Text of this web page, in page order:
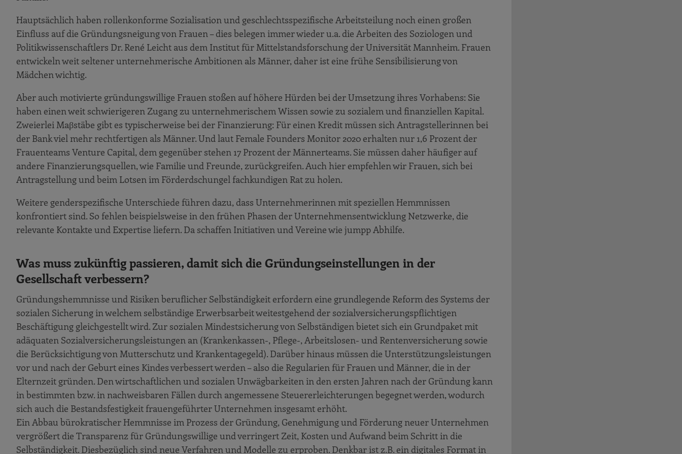
Hauptsächlich haben rollenkonforme Sozialisation und geschlechtsspezifische Arbeitsteilung noch einen großen
Einfluss auf die Gründungsneigung von Frauen – dies belegen immer wieder u.a. die Arbeiten des Soziologen und
Politikwissenschaftlers Dr. René Leicht aus dem Institut für Mittelstandsforschung der Universität Mannheim. Frauen
entwickeln weit seltener unternehmerische Ambitionen als Männer, daher ist eine frühe Sensibilisierung von
Mädchen wichtig.
Aber auch motivierte gründungswillige Frauen stoßen auf höhere Hürden bei der Umsetzung ihres Vorhabens: Sie
haben einen weit schwierigeren Zugang zu unternehmerischem Wissen sowie zu sozialem und finanziellen Kapital.
Zweierlei Maβstäbe gibt es typischerweise bei der Finanzierung: Für einen Kredit müssen sich Antragstellerinnen bei
der Bank viel mehr rechtfertigen als Männer. Und laut Female Founders Monitor 2020 erhalten nur 1,6 Prozent der
Frauenteams Venture Capital, dem gegenüber stehen 17 Prozent der Männerteams. Sie müssen daher häufiger auf
andere Finanzierungsquellen, wie Familie und Freunde, zurückgreifen. Auch hier empfehlen wir Frauen, sich bei
Antragstellung und beim Lotsen im Förderdschungel fachkundigen Rat zu holen.
Weitere genderspezifische Unterschiede führen dazu, dass Unternehmerinnen mit speziellen Hemmnissen
konfrontiert sind. So fehlen beispielsweise in den frühen Phasen der Unternehmensentwicklung Netzwerke, die
relevante Kontakte und Expertise liefern. Da schaffen Initiativen und Vereine wie jumpp Abhilfe.
Was muss zukünftig passieren, damit sich die Gründungseinstellungen in der
Gesellschaft verbessern?
Gründungshemmnisse und Risiken beruflicher Selbständigkeit erfordern eine grundlegende Reform des Systems der
sozialen Sicherung in welchem selbständige Erwerbsarbeit weitestgehend der sozialversicherungspflichtigen
Beschäftigung gleichgestellt wird. Zur sozialen Mindestsicherung von Selbständigen bietet sich ein Grundpaket mit
adäquaten Sozialversicherungsleistungen an (Krankenkassen-, Pflege-, Arbeitslosen- und Rentenversicherung sowie
die Berücksichtigung von Mutterschutz und Krankentagegeld). Darüber hinaus müssen die Unterstützungsleistungen
vor und nach der Geburt eines Kindes verbessert werden – also die Regularien für Frauen und Männer, die in der
Elternzeit gründen. Den wirtschaftlichen und sozialen Unwägbarkeiten in den ersten Jahren nach der Gründung kann
in bestimmten bzw. in nachweisbaren Fällen durch angemessene Steuererleichterungen begegnet werden, wodurch
sich auch die Bestandsfestigkeit frauengeführter Unternehmen insgesamt erhöht.
Ein Abbau bürokratischer Hemmnisse im Prozess der Gründung, Genehmigung und Förderung neuer Unternehmen
vergrößert die Transparenz für Gründungswillige und verringert Zeit, Kosten und Aufwand beim Schritt in die
Selbständigkeit. Diesbezüglich sind neue Verfahren und Modelle zu erproben. Denkbar ist z.B. ein digitales Format in